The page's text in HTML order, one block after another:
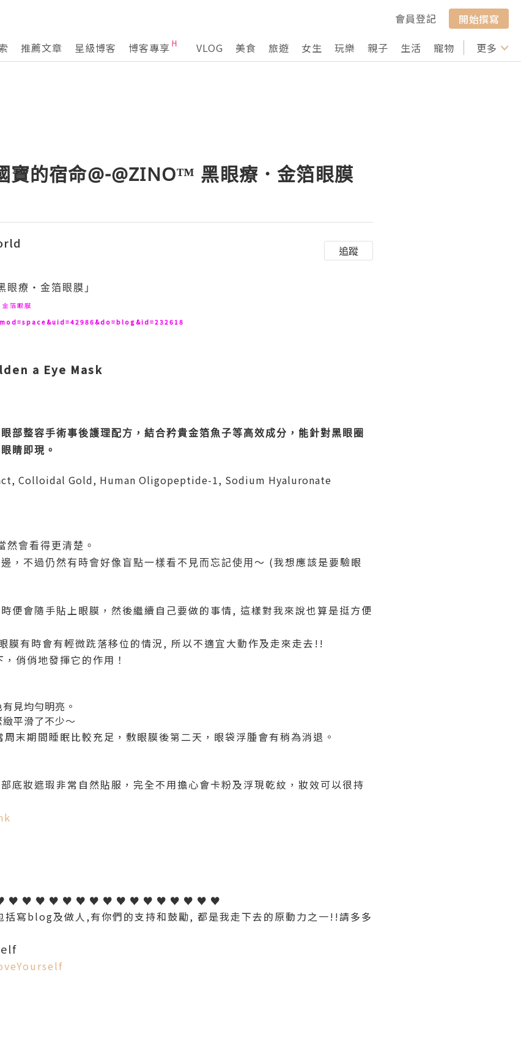
會員登記
開始撰寫
推薦文章 星級博客 博客專享 VLOG 美食 旅遊 女生 玩樂 親子 生活 寵物 行山 打卡
更多
寶的宿命@-@ZINO™ 黑眼療．金箔眼膜
追蹤
眼療‧金箔眼膜」
箔眼膜
a Eye Mask
部整容手術事後護理配方，結合矜貴金箔魚子等高效成分，能針對黑眼圈
睛即現。
Colloidal Gold, Human Oligopeptide-1, Sodium Hyaluronate
然會看得更清楚。
，不過仍然有時會好像盲點一樣看不見而忘記使用～ (我想應該是要驗眼
便會隨手貼上眼膜，然後繼續自己要做的事情, 這樣對我來說也算是挺方便
膜有時會有輕微跣落移位的情況, 所以不適宜大動作及走來走去!!
俏俏地發揮它的作用！
見均勻明亮。
平滑了不少～
末期間睡眠比較充足，敷眼膜後第二天，眼袋浮腫會有稍為消退。
底妝遮瑕非常自然貼服，完全不用擔心會卡粉及浮現乾紋，妝效可以很持
♥ ♥ ♥ ♥ ♥ ♥ ♥ ♥ ♥ ♥ ♥ ♥ ♥ ♥ ♥ ♥
括寫blog及做人,有你們的支持和鼓勵, 都是我走下去的原動力之一!!請多多